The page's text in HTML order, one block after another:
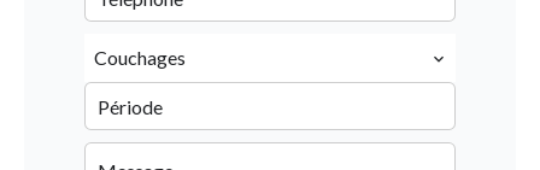
Couchages